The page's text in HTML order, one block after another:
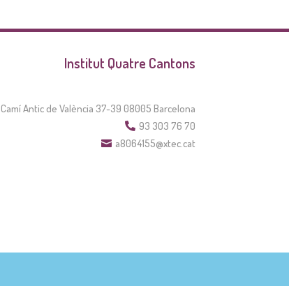
Institut Quatre Cantons
Camí Antic de València 37-39 08005 Barcelona
 93 303 76 70
 a8064155@xtec.cat